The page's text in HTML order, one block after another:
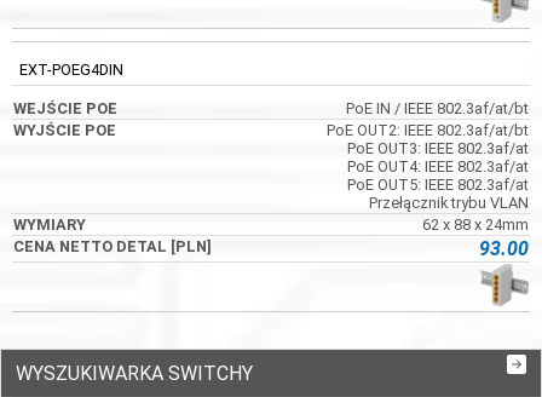
EXT-POEG4DIN
PoE IN / IEEE 802.3af/at/bt
PoE OUT2: IEEE 802.3af/at/bt
PoE OUT3: IEEE 802.3af/at
PoE OUT4: IEEE 802.3af/at
PoE OUT5: IEEE 802.3af/at
Przełącznik trybu VLAN
62 x 88 x 24mm
93.00
WYSZUKIWARKA SWITCHY